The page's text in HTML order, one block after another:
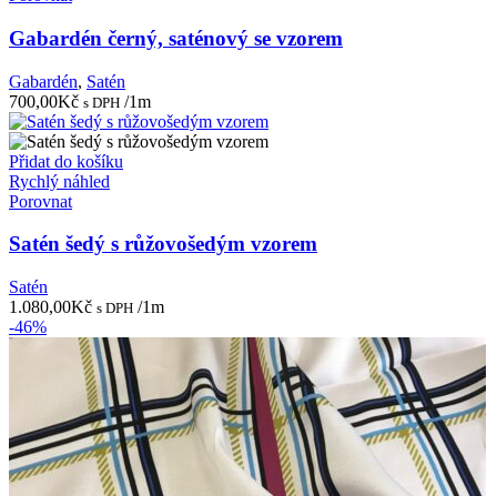
Gabardén černý, saténový se vzorem
Gabardén, Satén
700,00Kč s DPH /1m
Přidat do košíku
Rychlý náhled
Porovnat
Satén šedý s růžovošedým vzorem
Satén
1.080,00Kč s DPH /1m
-46%